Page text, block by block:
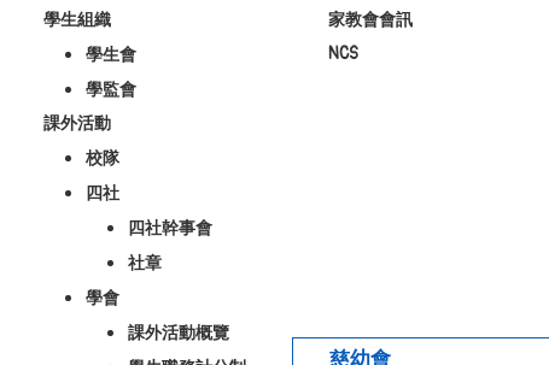
學生組織
學生會
學監會
課外活動
校隊
四社
四社幹事會
社章
學會
課外活動概覽
家教會會訊
NCS
慈幼會